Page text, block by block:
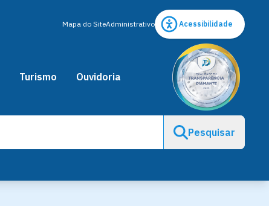
Mapa do SiteAdministrativo Acessibilidade
Turismo Ouvidoria
Pesquisar